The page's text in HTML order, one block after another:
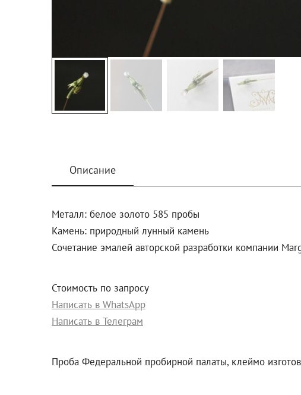
Описание
Металл: белое золото 585 пробы
Камень: природный лунный камень
Сочетание эмалей авторской разработки компании
Стоимость по запросу
Написать в WhatsApp
Написать в Телеграм
Проба Федеральной пробирной палаты, клеймо